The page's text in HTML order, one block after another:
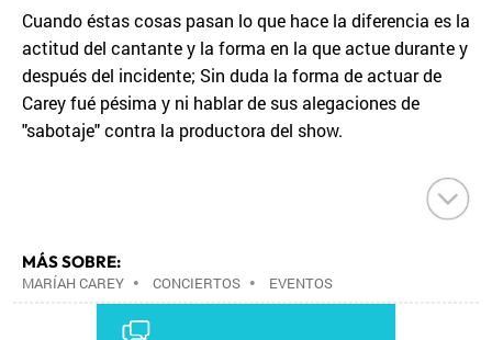
Cuando éstas cosas pasan lo que hace la diferencia es la
actitud del cantante y la forma en la que actue durante y
después del incidente; Sin duda la forma de actuar de
Carey fué pésima y ni hablar de sus alegaciones de
"sabotaje" contra la productora del show.
MÁS SOBRE:
MARÍAH CAREY • CONCIERTOS • EVENTOS
MUSICALES•MÚSICA•